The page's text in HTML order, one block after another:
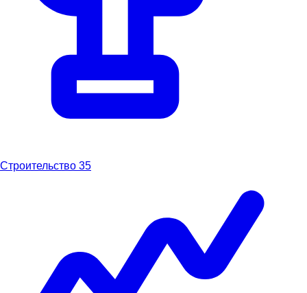
Строительство 35